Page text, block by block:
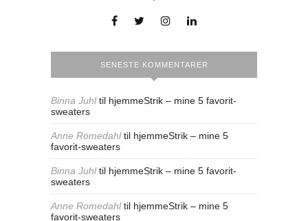
SENESTE KOMMENTARER
Binna Juhltil hjemmeStrik – mine 5 favorit-
sweaters
Anne Romedahltil hjemmeStrik – mine 5
favorit-sweaters
Binna Juhltil hjemmeStrik – mine 5 favorit-
sweaters
Anne Romedahltil hjemmeStrik – mine 5
favorit-sweaters